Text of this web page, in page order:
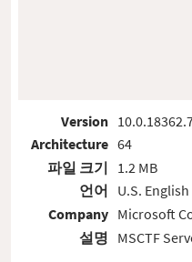
Version
Architecture
파일 크기
언어
Company
설명
64
1.2 MB
U.S. English
Microsoft
MSCTF